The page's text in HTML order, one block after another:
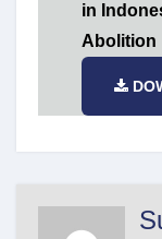
in
Abolition